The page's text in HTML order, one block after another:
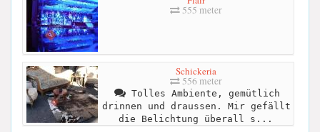
555 meter
Schickeria
556 meter
Tolles Ambiente, gemütlich
drinnen und draussen. Mir gefällt
die Belichtung überall s...